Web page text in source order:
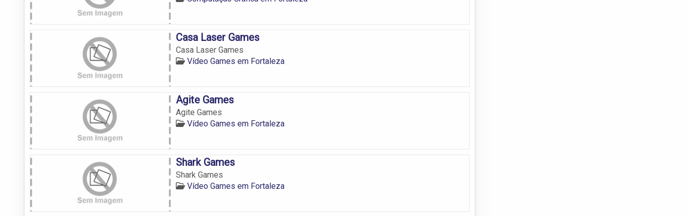
Casa Laser Games
Casa Laser Games
Vídeo Games em Fortaleza
Agite Games
Agite Games
Vídeo Games em Fortaleza
Shark Games
Shark Games
Vídeo Games em Fortaleza